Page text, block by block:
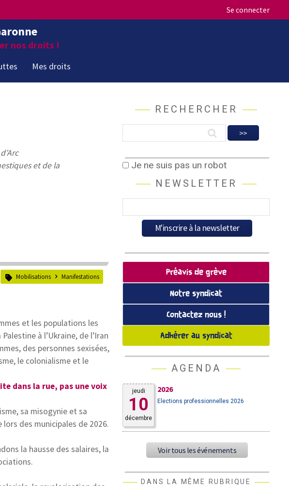
Se connecter
nos droits !
Mes droits
et de la
Mobilisations Manifestations
et les populations les
à l’Ukraine, de l’Iran
des personnes sexisées,
le colonialisme et le
dans la rue, pas une voix
sa misogynie et sa
des municipales de 2026.
la hausse des salaires, la
RECHERCHER
Je ne suis pas un robot
NEWSLETTER
Préavis de grève
Notre syndicat
Contactez nous !
Adhérer au syndicat
AGENDA
jeudi
10
décembre
2026
Elections professionnelles 2026
Voir tous les événements
DANS LA MÊME RUBRIQUE